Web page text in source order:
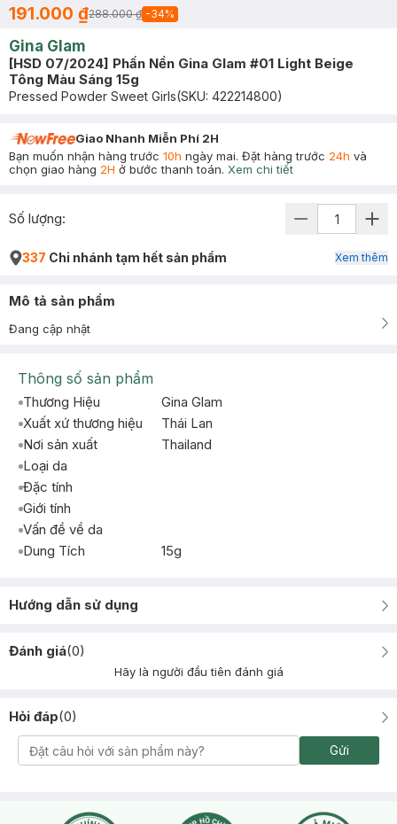
191.000 ₫288.000 ₫ -34%
Gina Glam
[HSD 07/2024] Phấn Nền Gina Glam #01 Light Beige
Tông Màu Sáng 15g
Pressed Powder Sweet Girls(SKU: 422214800)
Giao Nhanh Miễn Phí 2H
Bạn muốn nhận hàng trước 10h ngày mai. Đặt hàng trước 24h và
chọn giao hàng 2H ở bước thanh toán. Xem chi tiết
Số lượng:
337 Chi nhánh tạm hết sản phẩm Xem thêm
Mô tả sản phẩm
Đang cập nhật
Thông số sản phẩm
Thương Hiệu
Gina Glam
Xuất xứ thương hiệu
Thái Lan
Nơi sản xuất
Thailand
Loại da
Đặc tính
Giới tính
Vấn đề về da
Dung Tích
15g
Hướng dẫn sử dụng
Đánh giá(0)
Hãy là người đầu tiên đánh giá
Hỏi đáp(0)
Gửi